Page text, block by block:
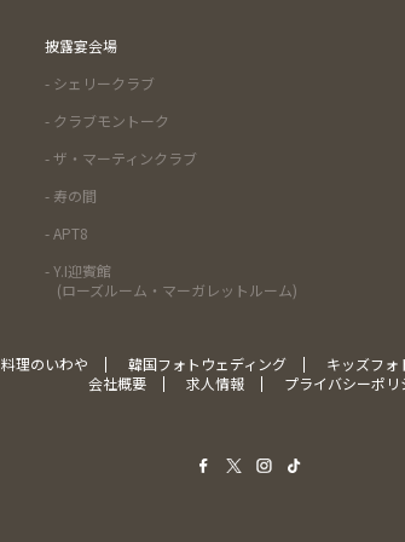
披露宴会場
- シェリークラブ
- クラブモントーク
- ザ・マーティンクラブ
- 寿の間
- APT8
- Y.I迎賓館
(ローズルーム・マーガレットルーム)
料理のいわや 韓国フォトウェディング キッズフォ
会社概要
求人情報 プライバシーポリ